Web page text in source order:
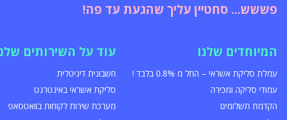
פששש... סחטיין עליך שהגעת עד פה!
המיוחדים שלנו
עמלת סליקת אשראי – החל מ 0.8% בלבד !
עמודי סליקה ומכירה
הקדמת תשלומים
עוד על השירותים
חשבונית דיגיטלית
סליקת אשראי באינטרנט
מערכת שירות לקוחות בוואטסאפ